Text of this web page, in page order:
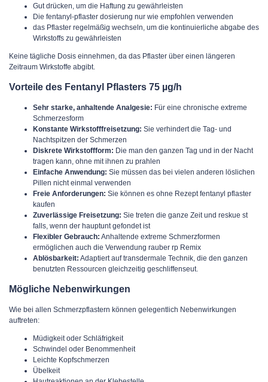
Gut drücken, um die Haftung zu gewährleisten
Die fentanyl-pflaster dosierung nur wie empfohlen verwenden
das Pflaster regelmäßig wechseln, um die kontinuierliche abgabe des
Wirkstoffs zu gewährleisten
Keine tägliche Dosis einnehmen, da das Pflaster über einen längeren
Zeitraum Wirkstoffe abgibt.
Vorteile des Fentanyl Pflasters 75 µg/h
Sehr starke, anhaltende Analgesie: Für eine chronische extreme
Schmerzesform
Konstante Wirkstofffreisetzung: Sie verhindert die Tag- und
Nachtspitzen der Schmerzen
Diskrete Wirkstoffform: Die man den ganzen Tag und in der Nacht
tragen kann, ohne mit ihnen zu prahlen
Einfache Anwendung: Sie müssen das bei vielen anderen löslichen
Pillen nicht einmal verwenden
Freie Anforderungen: Sie können es ohne Rezept fentanyl pflaster
kaufen
Zuverlässige Freisetzung: Sie treten die ganze Zeit und reskue st
falls, wenn der hauptunt gefondet ist
Flexibler Gebrauch: Anhaltende extreme Schmerzformen
ermöglichen auch die Verwendung rauber rp Remix
Ablösbarkeit: Adaptiert auf transdermale Technik, die den ganzen
benutzten Ressourcen gleichzeitig geschliffenseut.
Mögliche Nebenwirkungen
Wie bei allen Schmerzpflastern können gelegentlich Nebenwirkungen
auftreten:
Müdigkeit oder Schläfrigkeit
Schwindel oder Benommenheit
Leichte Kopfschmerzen
Übelkeit